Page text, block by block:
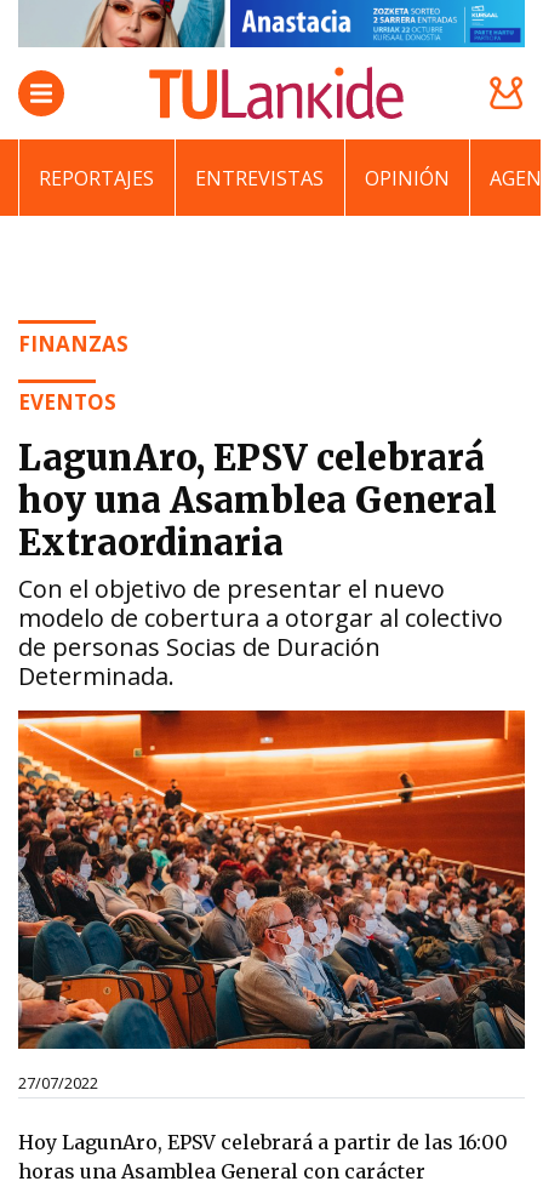
REPORTAJES ENTREVISTAS OPINIÓN
FINANZAS
EVENTOS
LagunAro, EPSV celebrará
hoy una Asamblea General
Extraordinaria
Con el objetivo de presentar el nuevo
modelo de cobertura a otorgar al colectivo
de personas Socias de Duración
Determinada.
27/07/2022
Hoy LagunAro, EPSV celebrará a partir de las 16:00
horas una Asamblea General con carácter